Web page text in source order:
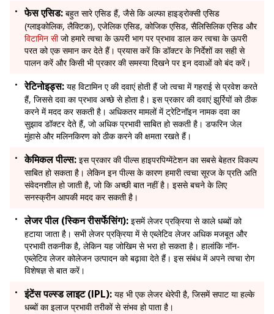
फेस एसिड: बहुत सारे एसिड हैं, जैसे कि अल्फा हाइड्रोक्सी एसिड
(ग्लाइकोलिक, लैक्टिक), एजेलिक एसिड, कोजिक एसिड, सैलिसिलिक एसिड और
विटामिन सीजो हमारे त्वचा के ऊपरी भाग पर प्रभाव डाल कर त्वचा के ऊपरी
परत को एक समान कर देते हैं। प्रयास करें कि डॉक्टर के निर्देशों का सही से
पालन करें और किसी भी प्रकार की समस्या दिखने पर इन दवाओं को बंद करें।
रेटिनोइड्स: यह विटामिन ए की दवाएं होती हैं जो त्वचा में गहराई से प्रवेश करते
हैं, जिससे दवा का प्रभाव अच्छे से होता है। इस प्रकार की दवाएं झुर्रियों को ठीक
करने में मदद कर सकती है। अधिकतर मामलों में ट्रेटिनॉइन नामक दवा का
सुझाव डॉक्टर देते हैं, जो अधिक प्रभावी साबित हो सकती है। डफरिन जेल
मुंहासे और मलिनकिरण को ठीक करने की क्षमता रखते हैं।
केमिकल पील्स: इस प्रकार की पील्स हाइपरपिग्मेंटेशन का सबसे बेहतर विकल्प
साबित हो सकता है। लेकिन इन पील्स के कारण हमारी त्वचा सूरज के प्रति अति
संवेदनशील हो जाती है, जो कि अच्छी बात नहीं है। इससे बचने के लिए
सनस्क्रीन आपकी मदद कर सकती है।
लेजर पील (स्किन रीसर्फेसिंग): इसमें लेजर प्रक्रिया से काले धब्बों को
हटाया जाता है। सभी लेजर प्रक्रिया में से एब्लेटिव लेजर अधिक मजबूत और
प्रभावी तकनीक है, लेकिन यह जोखिम से भरा हो सकता है। हालांकि नॉन-
एब्लेटिव लेजर कोलेजन उत्पादन को बढ़ावा देते हैं। इस संबंध में अपने त्वचा रोग
विशेषज्ञ से बात करें।
इंटेंस पल्स्ड लाइट (IPL): यह भी एक लेजर थेरेपी है, जिसमें सपाट या हल्के
धब्बों का इलाज प्रभावी तरीकों से संभव हो पाता है।